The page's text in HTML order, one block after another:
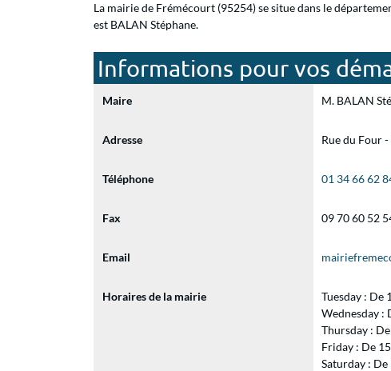
La mairie de Frémécourt (95254) se situe dans le
est BALAN Stéphane.
Informations pour vos
Maire M. BALAN
Adresse Rue du Four
Téléphone 01 34 66 62
Fax 09 70 60 52
Email
Horaires de la mairie
Tuesday : De
Wednesday :
Thursday :
Friday : De
Saturday :